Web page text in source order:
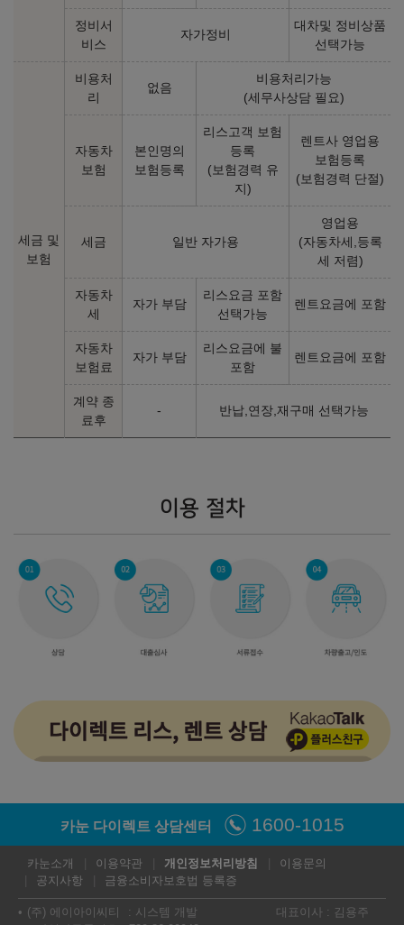
정비서
비스
자가정비
대차및 정비상품
선택가능
세금 및
보험
비용처
리
없음
비용처리가능
(세무사상담 필요)
자동차
보험
본인명의
보험등록
리스고객 보험
등록
(보험경력 유
지)
렌트사 영업용
보험등록
(보험경력 단절)
세금 일반 자가용
영업용
(자동차세,등록
세 저렴)
자동차
세
자가 부담
리스요금 포함
선택가능
렌트요금에 포함
자동차
보험료
자가 부담
리스요금에 불
포함
렌트요금에 포함
계약 종
료후
- 반납,연장,재구매 선택가능
이용 절차
인스퍼레이션
휘발유/전기 18.1㎞/ℓ
완료 다음
카눈 다이렉트 상담센터 1600-1015
카눈소개 이용약관 개인정보처리방침
이용문의
공지사항
금융소비자보호법 등록증
(주) 에이아이씨티 시스템 개발
대표이사 : 김용주